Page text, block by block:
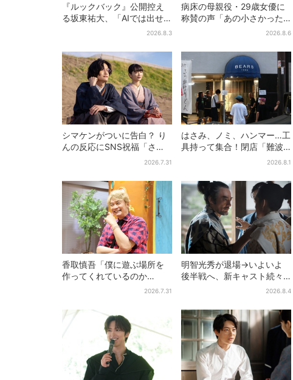
『ルックバック』公開控え
る坂東祐大、「AIでは出せ
ない質感がある」映画音楽
2026.8.3
病床の母親役・29歳女優に
称賛の声「あの小さかった
加恋ちゃんが…」朝ドラ視聴
2026.8.6
シマケンがついに告白？ り
んの反応にSNS祝福「さす
がに伝わったよね？」2026.7.31
はさみ、ノミ、ハンマー…工
具持って集合！閉店「難波
ベアーズ」最終日400人超…
い」
2026.8.1
香取慎吾「僕に遊ぶ場所を
作ってくれているのか
も」、異色バラエティ『し
レビの“パンク精神”
2026.7.31
明智光秀が退場→いよいよ
後半戦へ、新キャスト続々…
「豊臣兄弟！」振り返り＆
2026.8.4